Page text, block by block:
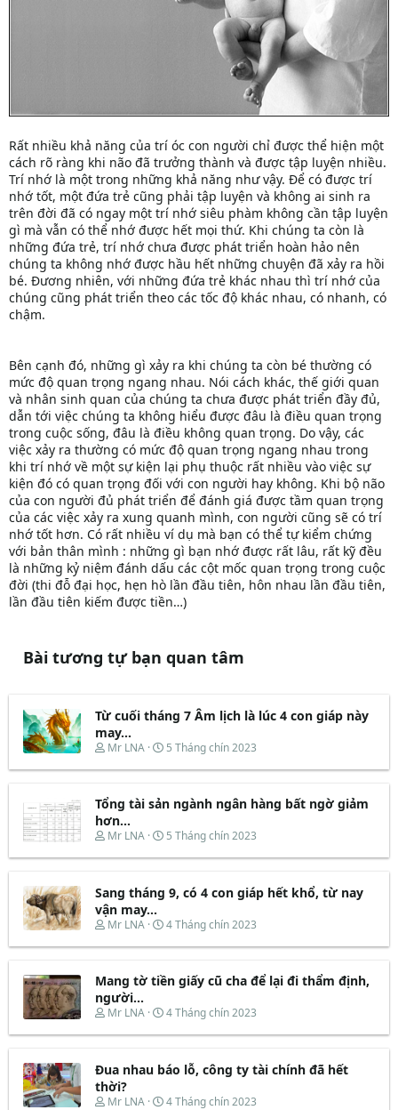
Rất nhiều khả năng của trí óc con người chỉ được thể hiện một
cách rõ ràng khi não đã trưởng thành và được tập luyện nhiều.
Trí nhớ là một trong những khả năng như vậy. Để có được trí
nhớ tốt, một đứa trẻ cũng phải tập luyện và không ai sinh ra
trên đời đã có ngay một trí nhớ siêu phàm không cần tập luyện
gì mà vẫn có thể nhớ được hết mọi thứ. Khi chúng ta còn là
những đứa trẻ, trí nhớ chưa được phát triển hoàn hảo nên
chúng ta không nhớ được hầu hết những chuyện đã xảy ra hồi
bé. Đương nhiên, với những đứa trẻ khác nhau thì trí nhớ của
chúng cũng phát triển theo các tốc độ khác nhau, có nhanh, có
chậm.
Bên cạnh đó, những gì xảy ra khi chúng ta còn bé thường có
mức độ quan trọng ngang nhau. Nói cách khác, thế giới quan
và nhân sinh quan của chúng ta chưa được phát triển đầy đủ,
dẫn tới việc chúng ta không hiểu được đâu là điều quan trọng
trong cuộc sống, đâu là điều không quan trọng. Do vậy, các
việc xảy ra thường có mức độ quan trọng ngang nhau trong
khi trí nhớ về một sự kiện lại phụ thuộc rất nhiều vào việc sự
kiện đó có quan trọng đối với con người hay không. Khi bộ não
của con người đủ phát triển để đánh giá được tầm quan trọng
của các việc xảy ra xung quanh mình, con người cũng sẽ có trí
nhớ tốt hơn. Có rất nhiều ví dụ mà bạn có thể tự kiểm chứng
với bản thân mình : những gì bạn nhớ được rất lâu, rất kỹ đều
là những kỷ niệm đánh dấu các cột mốc quan trọng trong cuộc
đời (thi đỗ đại học, hẹn hò lần đầu tiên, hôn nhau lần đầu tiên,
lần đầu tiên kiếm được tiền…)
Bài tương tự bạn quan tâm
Từ cuối tháng 7 Âm lịch là lúc 4 con giáp này
may...
T
r
a
d
s
a
t
e
r
Mr LNA
N
à
b
t
ầ
5 Tháng chín 2023
Tổng tài sản ngành ngân hàng bất ngờ giảm
hơn...
T
r
a
d
s
a
t
r
Mr LNA
N
à
b
t
ầ
5 Tháng chín 2023
Sang tháng 9, có 4 con giáp hết khổ, từ nay
vận may...
T
r
a
d
s
a
t
e
r
Mr LNA
N
à
b
t
ầ
4 Tháng chín 2023
Mang tờ tiền giấy cũ cha để lại đi thẩm định,
người...
T
r
a
d
s
Mr LNA
N
à
b
t
4 Tháng chín 2023
Đua nhau báo lỗ, công ty tài chính đã hết
thời?
T
Mr LNA
N
4 Tháng chín 2023